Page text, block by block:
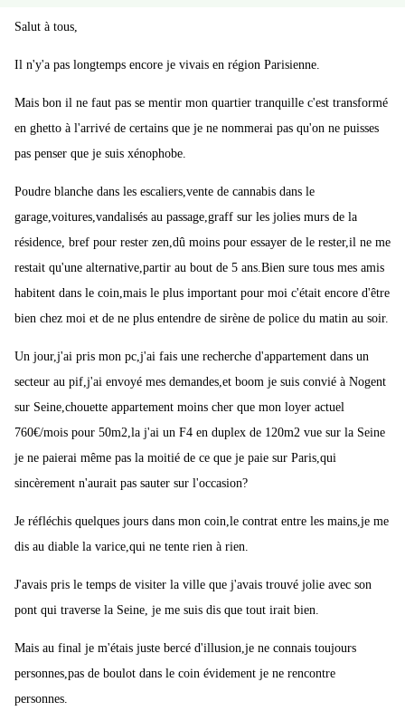
Salut à tous,
Il n'y'a pas longtemps encore je vivais en région Parisienne.
Mais bon il ne faut pas se mentir mon quartier tranquille c'est transformé
en ghetto à l'arrivé de certains que je ne nommerai pas qu'on ne puisses
pas penser que je suis xénophobe.
Poudre blanche dans les escaliers,vente de cannabis dans le
garage,voitures,vandalisés au passage,graff sur les jolies murs de la
résidence, bref pour rester zen,dû moins pour essayer de le rester,il ne me
restait qu'une alternative,partir au bout de 5 ans.Bien sure tous mes amis
habitent dans le coin,mais le plus important pour moi c'était encore d'être
bien chez moi et de ne plus entendre de sirène de police du matin au soir.
Un jour,j'ai pris mon pc,j'ai fais une recherche d'appartement dans un
secteur au pif,j'ai envoyé mes demandes,et boom je suis convié à Nogent
sur Seine,chouette appartement moins cher que mon loyer actuel
760€/mois pour 50m2,la j'ai un F4 en duplex de 120m2 vue sur la Seine
je ne paierai même pas la moitié de ce que je paie sur Paris,qui
sincèrement n'aurait pas sauter sur l'occasion?
Je réfléchis quelques jours dans mon coin,le contrat entre les mains,je me
dis au diable la varice,qui ne tente rien à rien.
J'avais pris le temps de visiter la ville que j'avais trouvé jolie avec son
pont qui traverse la Seine, je me suis dis que tout irait bien.
Mais au final je m'étais juste bercé d'illusion,je ne connais toujours
personnes,pas de boulot dans le coin évidement je ne rencontre
personnes.